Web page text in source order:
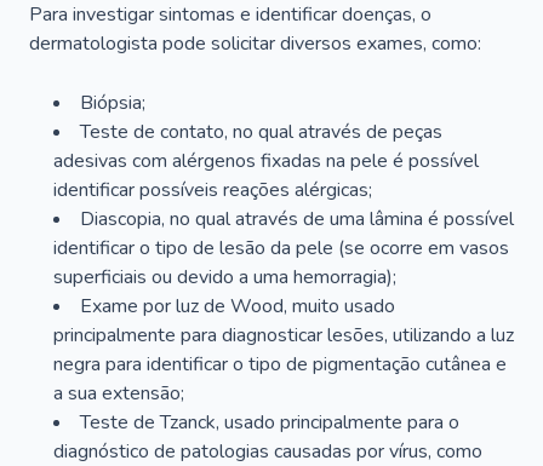
Para investigar sintomas e identificar doenças, o
dermatologista pode solicitar diversos exames, como:
Biópsia;
Teste de contato, no qual através de peças
adesivas com alérgenos fixadas na pele é possível
identificar possíveis reações alérgicas;
Diascopia, no qual através de uma lâmina é possível
identificar o tipo de lesão da pele (se ocorre em vasos
superficiais ou devido a uma hemorragia);
Exame por luz de Wood, muito usado
principalmente para diagnosticar lesões, utilizando a luz
negra para identificar o tipo de pigmentação cutânea e
a sua extensão;
Teste de Tzanck, usado principalmente para o
diagnóstico de patologias causadas por vírus, como